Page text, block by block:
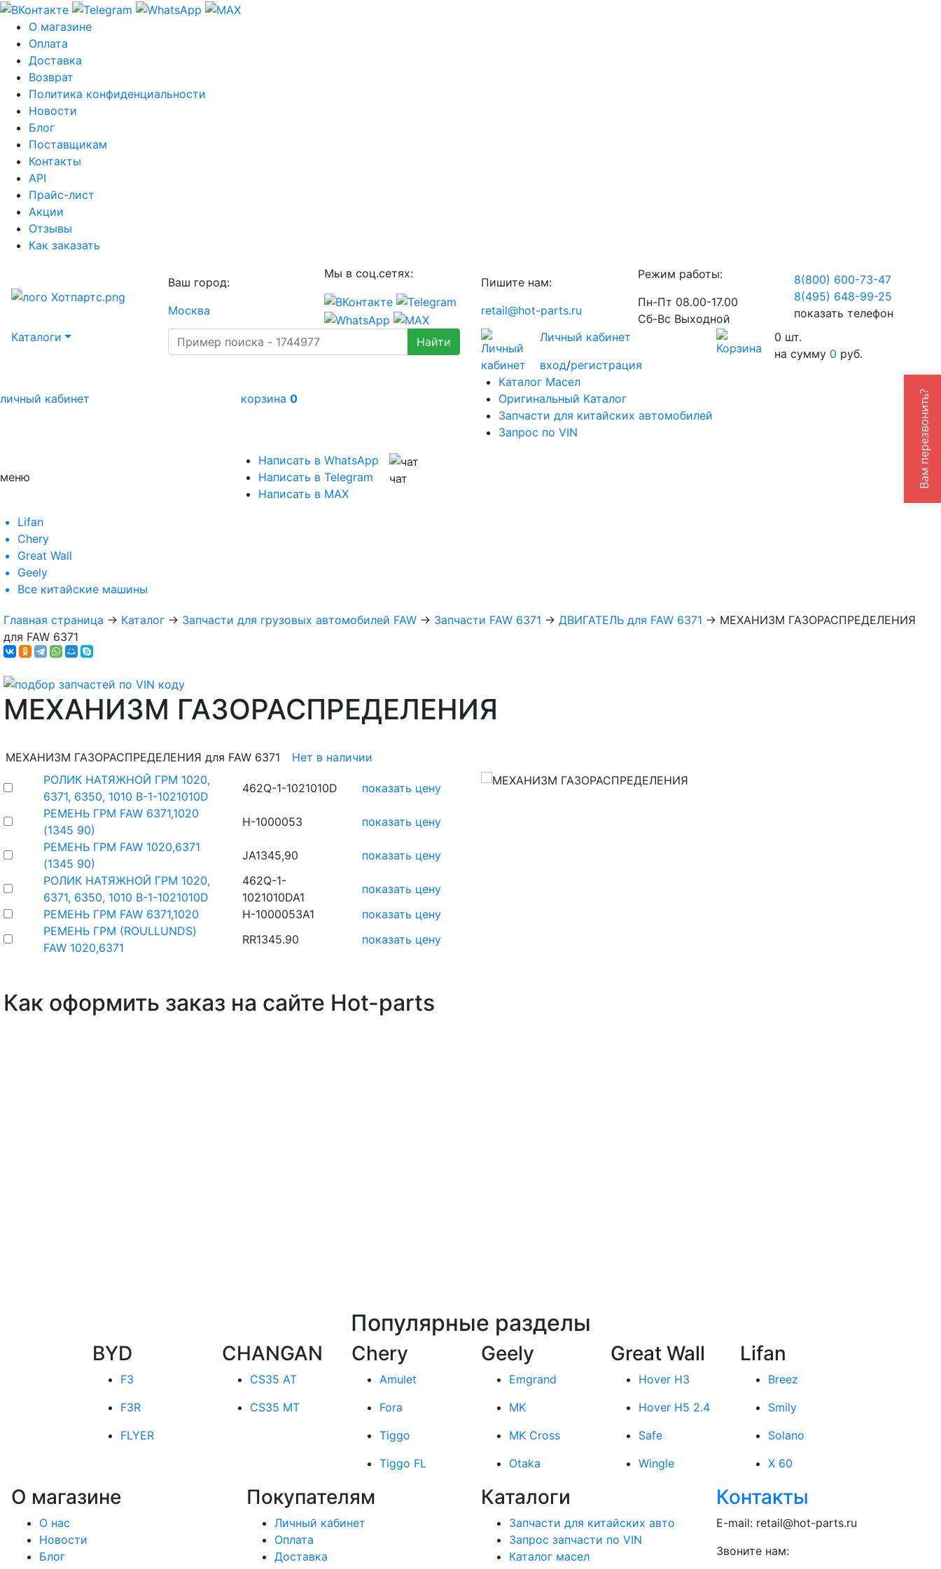
О магазине
Оплата
Доставка
Возврат
Политика конфиденциальности
Новости
Блог
Поставщикам
Контакты
API
Прайс-лист
Акции
Отзывы
Как заказать
Ваш город:
Москва
Мы в соц.сетях:
Пишите нам:
retail@hot-parts.ru
Режим работы:
Пн-Пт 08.00-17.00
Сб-Вс Выходной
8(800) 600-73-47
8(495) 648-99-25
показать телефон
Каталоги
Личный кабинет
вход/регистрация
0 шт.
на сумму 0 руб.
личный кабинет корзина 0
Каталог Масел
Оригинальный Каталог
Запчасти для китайских автомобилей
Запрос по VIN
меню
Написать в WhatsApp
Написать в Telegram
Написать в MAX
чат
Lifan
Chery
Great Wall
Geely
Все китайские машины
Главная страница → Каталог → Запчасти для грузовых автомобилей FAW → Запчасти FAW 6371 → ДВИГАТЕЛЬ для FAW 6371 → МЕХАНИЗМ ГАЗОРАСПРЕДЕЛЕНИЯ
для FAW 6371
МЕХАНИЗМ ГАЗОРАСПРЕДЕЛЕНИЯ
МЕХАНИЗМ ГАЗОРАСПРЕДЕЛЕНИЯ для FAW 6371
Нет в наличии
РОЛИК НАТЯЖНОЙ ГРМ 1020,
6371, 6350, 1010 B-1-1021010D
462Q-1-1021010D
показать цену
РЕМЕНЬ ГРМ FAW 6371,1020
(1345 90)
H-1000053
показать цену
РЕМЕНЬ ГРМ FAW 1020,6371
(1345 90)
JA1345,90
показать цену
РОЛИК НАТЯЖНОЙ ГРМ 1020,
6371, 6350, 1010 B-1-1021010D
462Q-1-
1021010DA1
показать цену
РЕМЕНЬ ГРМ FAW 6371,1020
H-1000053A1
показать цену
РЕМЕНЬ ГРМ (ROULLUNDS)
FAW 1020,6371
RR1345.90 показать цену
Как оформить заказ на сайте Hot-parts
Популярные разделы
BYD
F3
F3R
FLYER
CHANGAN
CS35 AT
CS35 MT
Chery
Amulet
Fora
Tiggo
Tiggo FL
Geely
Emgrand
MK
MK Cross
Otaka
Great Wall
Hover H3
Hover H5 2.4
Safe
Wingle
Lifan
Breez
Smily
Solano
X 60
О магазине
О нас
Новости
Блог
Покупателям
Личный кабинет
Оплата
Доставка
Каталоги
Запчасти для китайских авто
Запрос запчасти по VIN
Каталог масел
Контакты
E-mail: retail@hot-parts.ru
Звоните нам:
Вам перезвонить?